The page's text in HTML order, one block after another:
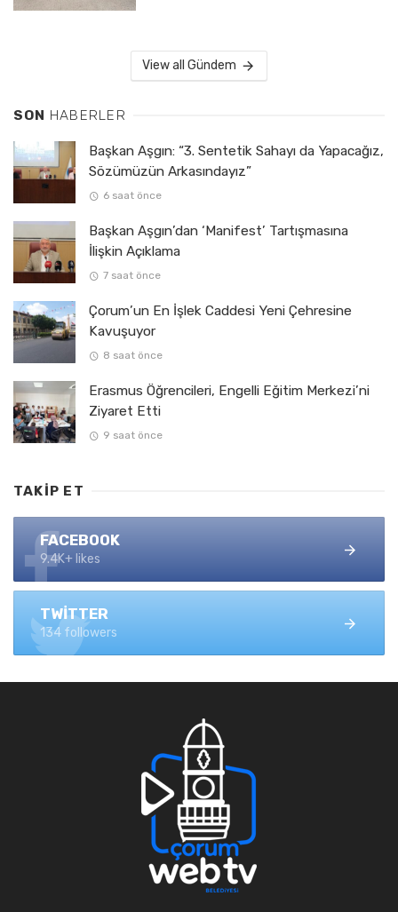
View all Gündem
SON HABERLER
Başkan Aşgın: “3. Sentetik Sahayı da Yapacağız,
Sözümüzün Arkasındayız”
6 saat önce
Başkan Aşgın’dan ‘Manifest’ Tartışmasına
İlişkin Açıklama
7 saat önce
Çorum’un En İşlek Caddesi Yeni Çehresine
Kavuşuyor
8 saat önce
Erasmus Öğrencileri, Engelli Eğitim Merkezi’ni
Ziyaret Etti
9 saat önce
TAKIP ET
FACEBOOK
9.4K+ likes
TWITTER
134 followers